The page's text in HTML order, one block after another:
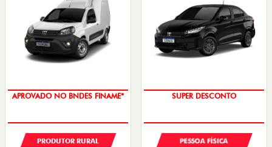
APROVADO NO BNDES FINAME*
PRODUTOR RURAL
SUPER DESCONTO
PESSOA FÍSICA